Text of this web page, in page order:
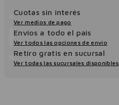
Cuotas sin interés
Ver medios de pago
Envios a todo el pais
Ver todos las opciones de envio
Retiro gratis en sucursal
Ver todas las sucursales disponibles